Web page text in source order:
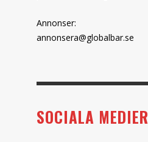
Annonser:
annonsera@globalbar.se
SOCIALA MEDIER